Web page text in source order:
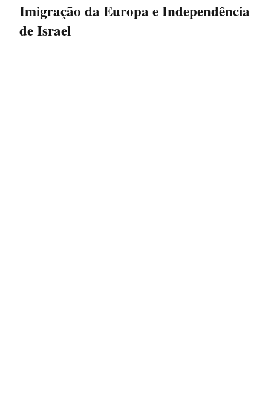
Imigração da Europa e Independência
de Israel